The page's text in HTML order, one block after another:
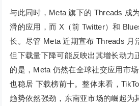
与此同时，Meta 旗下的 Threads 成
滑的应用，而 X（前 Twitter）和
长。尽管 Meta 近期宣布 Threads 月
但下载量下降可能反映出其增长动力
的是，Meta 仍然在全球社交应用市
也稳居 下载榜前十。整体来看，
趋势依然强劲，东南亚市场的崛起为